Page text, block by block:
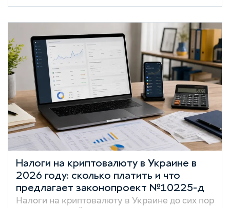
Налоги на криптовалюту в Украине в
2026 году: сколько платить и что
предлагает законопроект №10225-д
Налоги на криптовалюту в Украине до сих пор